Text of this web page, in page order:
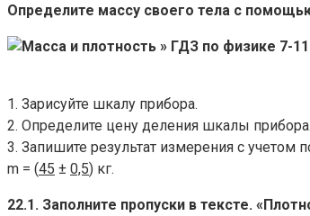
Определите массу своего тела с
1. Зарисуйте шкалу прибора.
2. Определите цену деления шкалы прибора.
3. Запишите результат измерения с учетом
m = (45 ± 0,5) кг.
22.1. Заполните пропуски в тексте.